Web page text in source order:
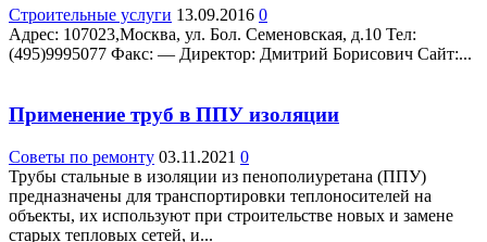
Строительные услуги 13.09.2016 0
Адрес: 107023,Москва, ул. Бол. Семеновская, д.10 Teл:
(495)9995077 Факс: — Директор: Дмитрий Борисович Сайт:...
Применение труб в ППУ изоляции
Советы по ремонту 03.11.2021 0
Трубы стальные в изоляции из пенополиуретана (ППУ)
предназначены для транспортировки теплоносителей на
объекты, их используют при строительстве новых и замене
старых тепловых сетей, и...